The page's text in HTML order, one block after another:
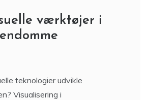
værktøjer i
teknologier udvikle
Visualisering i